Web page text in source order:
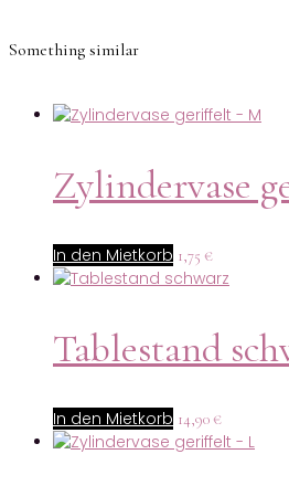
Something similar
Zylindervase
In den Mietkorb 1,75 €
Tablestand
In den Mietkorb 14,90 €